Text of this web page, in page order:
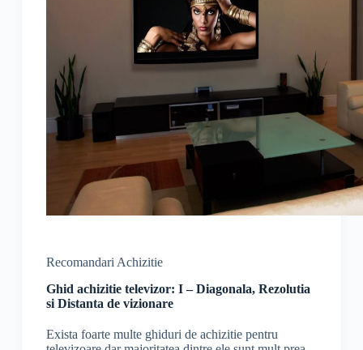
Recomandari Achizitie
Ghid achizitie televizor: I – Diagonala, Rezolutia
si Distanta de vizionare
Exista foarte multe ghiduri de achizitie pentru